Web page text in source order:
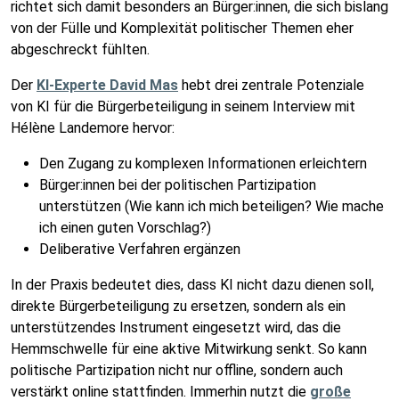
richtet sich damit besonders an Bürger:innen, die sich bislang
von der Fülle und Komplexität politischer Themen eher
abgeschreckt fühlten.
Der KI-Experte David Mas hebt drei zentrale Potenziale
von KI für die Bürgerbeteiligung in seinem Interview mit
Hélène Landemore hervor:
Den Zugang zu komplexen Informationen erleichtern
Bürger:innen bei der politischen Partizipation
unterstützen (Wie kann ich mich beteiligen? Wie mache
ich einen guten Vorschlag?)
Deliberative Verfahren ergänzen
In der Praxis bedeutet dies, dass KI nicht dazu dienen soll,
direkte Bürgerbeteiligung zu ersetzen, sondern als ein
unterstützendes Instrument eingesetzt wird, das die
Hemmschwelle für eine aktive Mitwirkung senkt. So kann
politische Partizipation nicht nur offline, sondern auch
verstärkt online stattfinden. Immerhin nutzt die große